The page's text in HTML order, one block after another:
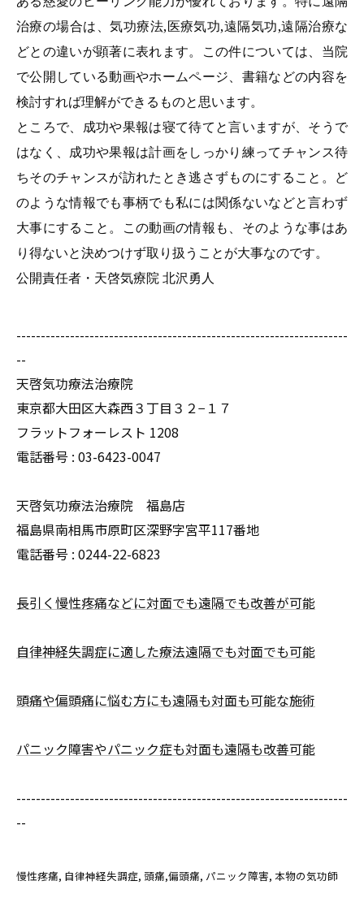
治療の場合は、気功療法,医療気功,遠隔気功,遠隔治療な
どとの違いが顕著に表れます。この件については、当院
で公開している動画やホームページ、書籍などの内容を
検討すれば理解ができるものと思います。
ところで、成功や果報は寝て待てと言いますが、そうで
はなく、成功や果報は計画をしっかり練ってチャンス待
ちそのチャンスが訪れたとき逃さずものにすること。ど
のような情報でも事柄でも私には関係ないなどと言わず
大事にすること。この動画の情報も、そのような事はあ
り得ないと決めつけず取り扱うことが大事なのです。
公開責任者・天啓気療院 北沢勇人
--------------------------------------------------------------------
--
天啓気功療法治療院
東京都大田区大森西３丁目３２−１７
フラットフォーレスト 1208
電話番号 : 03-6423-0047
天啓気功療法治療院 福島店
福島県南相馬市原町区深野字宮平117番地
電話番号 : 0244-22-6823
長引く慢性疼痛などに対面でも遠隔でも改善が可能
自律神経失調症に適した療法遠隔でも対面でも可能
頭痛や偏頭痛に悩む方にも遠隔も対面も可能な施術
パニック障害やパニック症も対面も遠隔も改善可能
--------------------------------------------------------------------
--
慢性疼痛 自律神経失調症 頭痛,偏頭痛 パニック障害 本物の気功師